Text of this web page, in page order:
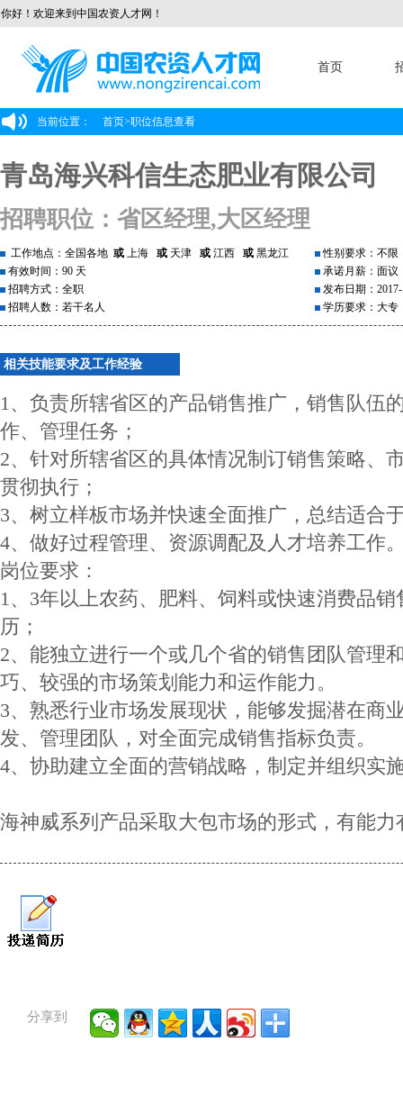
你好！欢迎来到中国农资人才网！
首页
当前位置： 首页>职位信息查看
青岛海兴科信生态肥业有限公司
招聘职位：省区经理,大区经理
工作地点：全国各地 或 上海 或 天津 或 江西 或 黑龙江
有效时间：90 天
招聘方式：全职
招聘人数：若干名人
性别要求：不限
承诺月薪：面议
发布日期：
学历要求：大专
相关技能要求及工作经验
1、负责所辖省区的产品销售推广，销售队伍
作、管理任务；
2、针对所辖省区的具体情况制订销售策略、
贯彻执行；
3、树立样板市场并快速全面推广，总结适合
4、做好过程管理、资源调配及人才培养工作
岗位要求：
1、3年以上农药、肥料、饲料或快速消费品
历；
2、能独立进行一个或几个省的销售团队管理
巧、较强的市场策划能力和运作能力。
3、熟悉行业市场发展现状，能够发掘潜在商
发、管理团队，对全面完成销售指标负责。
4、协助建立全面的营销战略，制定并组织实
海神威系列产品采取大包市场的形式，有能
分享到